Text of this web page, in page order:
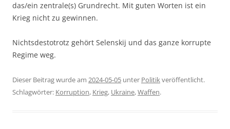
das/ein zentrale(s) Grundrecht. Mit guten Worten ist ein
Krieg nicht zu gewinnen.
Nichtsdestotrotz gehört Selenskij und das ganze korrupte
Regime weg.
Dieser Beitrag wurde am 2024-05-05 unter Politikveröffentlicht.
Schlagwörter: Korruption, Krieg, Ukraine,Waffen.